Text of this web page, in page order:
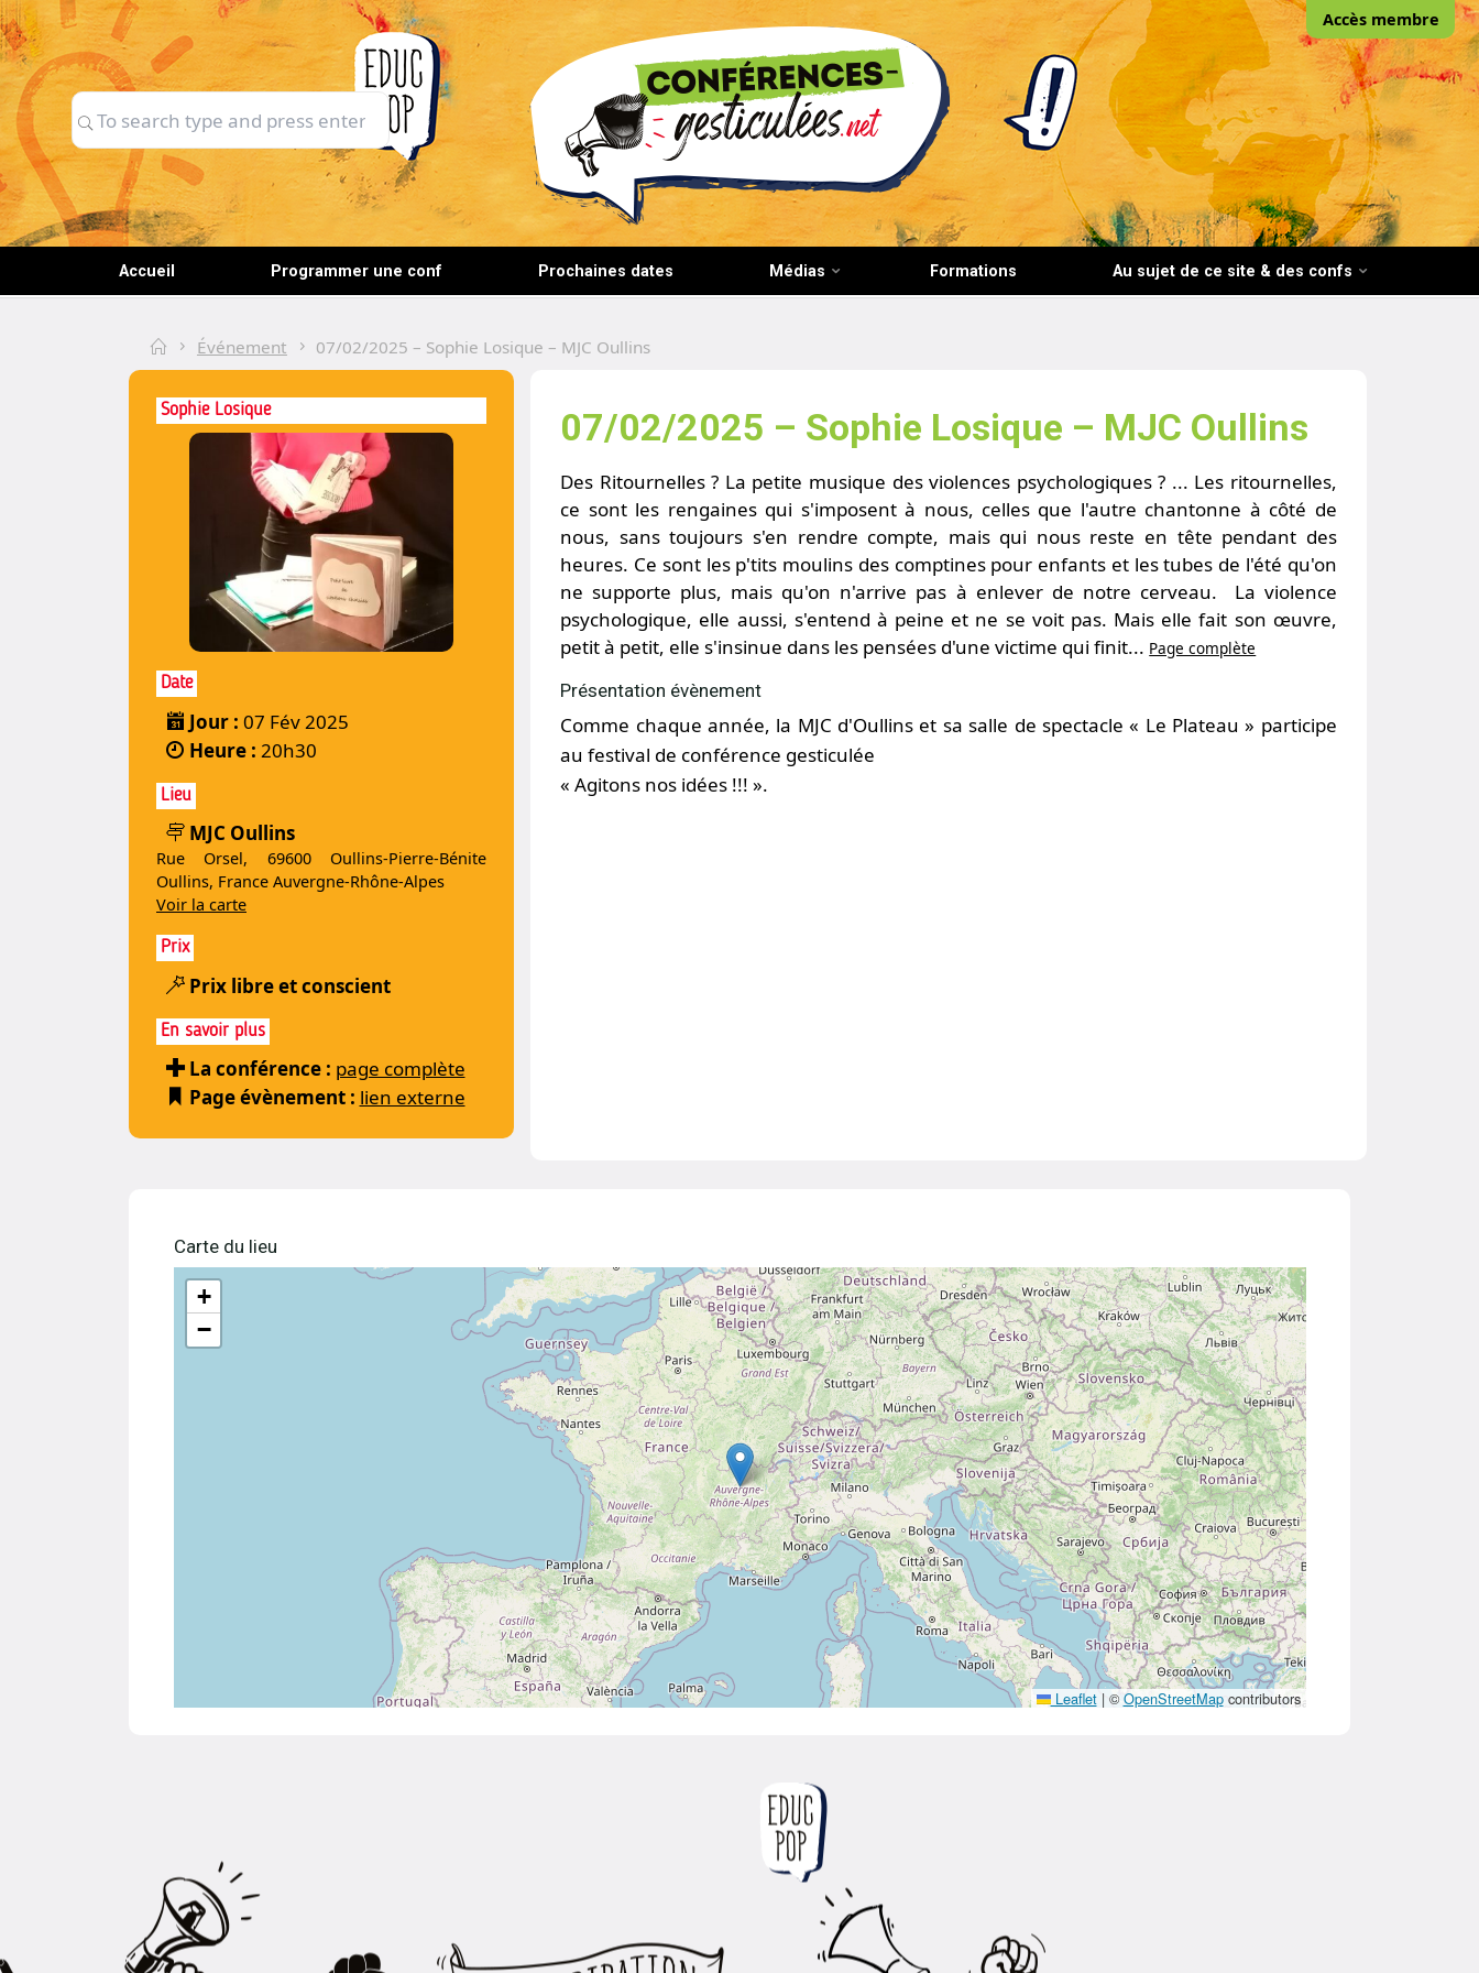
Skip
to
content
CONFERENCES-GESTICULEES.NET
Search
for:
Search
Accès membre
Accueil Programmer une conf Prochaines dates Médias Formations Au sujet de ce site & des confs
HomeÉvénement 07/02/2025 – Sophie Losique – MJC Oullins
Sophie Losique
Date
Jour : 07 Fév 2025
Heure : 20h30
Lieu
MJC Oullins
Rue Orsel, 69600 Oullins-Pierre-Bénite
Oullins, France Auvergne-Rhône-Alpes
Voir la carte
Prix
Prix libre et conscient
En savoir plus
La conférence : page complète
Page évènement : lien externe
07/02/2025 – Sophie Losique – MJC Oullins
Des Ritournelles ? La petite musique des violences psychologiques ? ... Les ritournelles,
ce sont les rengaines qui s'imposent à nous, celles que l'autre chantonne à côté de
nous, sans toujours s'en rendre compte, mais qui nous reste en tête pendant des
heures. Ce sont les p'tits moulins des comptines pour enfants et les tubes de l'été qu'on
ne supporte plus, mais qu'on n'arrive pas à enlever de notre cerveau. La violence
psychologique, elle aussi, s'entend à peine et ne se voit pas. Mais elle fait son œuvre,
petit à petit, elle s'insinue dans les pensées d'une victime qui finit... Page complète
Présentation évènement
Comme chaque année, la MJC d'Oullins et sa salle de spectacle « Le Plateau » participe
au festival de conférence gesticulée
« Agitons nos idées !!! ».
Carte du lieu
+
−
Leaflet |©OpenStreetMapcontributors